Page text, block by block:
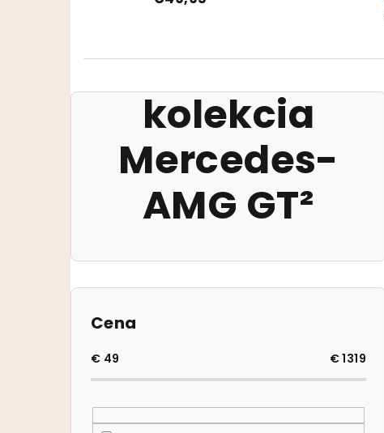
kolekcia
Mercedes-
AMG GT²
Bočný panel
Cena
€ 49 €1319